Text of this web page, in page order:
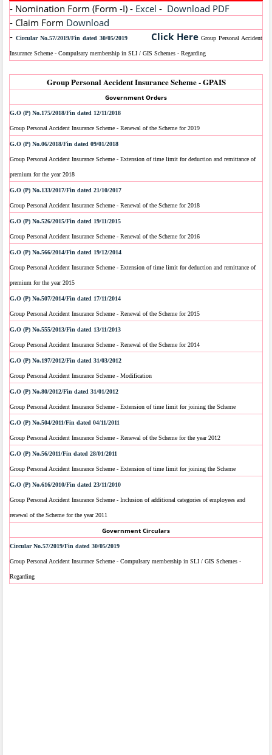
- Nomination Form (Form -I) - Excel - Download PDF
- Claim Form Download
- Circular No.57/2019/Fin dated 30/05/2019 Click Here Group Personal Accident
Insurance Scheme - Compulsary membership in SLI / GIS Schemes - Regarding
Group Personal Accident Insurance Scheme - GPAIS
Government Orders
G.O (P) No.175/2018/Fin dated 12/11/2018
Group Personal Accident Insurance Scheme - Renewal of the Scheme for 2019
G.O (P) No.06/2018/Fin dated 09/01/2018
Group Personal Accident Insurance Scheme - Extension of time limit for deduction and remittance of
premium for the year 2018
G.O (P) No.133/2017/Fin dated 21/10/2017
Group Personal Accident Insurance Scheme - Renewal of the Scheme for 2018
G.O (P) No.526/2015/Fin dated 19/11/2015
Group Personal Accident Insurance Scheme - Renewal of the Scheme for 2016
G.O (P) No.566/2014/Fin dated 19/12/2014
Group Personal Accident Insurance Scheme - Extension of time limit for deduction and remittance of
premium for the year 2015
G.O (P) No.507/2014/Fin dated 17/11/2014
Group Personal Accident Insurance Scheme - Renewal of the Scheme for 2015
G.O (P) No.555/2013/Fin dated 13/11/2013
Group Personal Accident Insurance Scheme - Renewal of the Scheme for 2014
G.O (P) No.197/2012/Fin dated 31/03/2012
Group Personal Accident Insurance Scheme - Modification
G.O (P) No.80/2012/Fin dated 31/01/2012
Group Personal Accident Insurance Scheme - Extension of time limit for joining the Scheme
G.O (P) No.504/2011/Fin dated 04/11/2011
Group Personal Accident Insurance Scheme - Renewal of the Scheme for the year 2012
G.O (P) No.56/2011/Fin dated 28/01/2011
Group Personal Accident Insurance Scheme - Extension of time limit for joining the Scheme
G.O (P) No.616/2010/Fin dated 23/11/2010
Group Personal Accident Insurance Scheme - Inclusion of additional categories of employees and
renewal of the Scheme for the year 2011
Government Circulars
Circular No.57/2019/Fin dated 30/05/2019
Group Personal Accident Insurance Scheme - Compulsary membership in SLI / GIS Schemes -
Regarding